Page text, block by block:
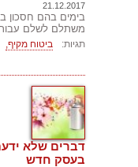
21.12.2017
בימים בהם חסכון
משתלם לשלם עבור
תגיות: ביטוח מקיף,
דברים שלא
בעסק חדש